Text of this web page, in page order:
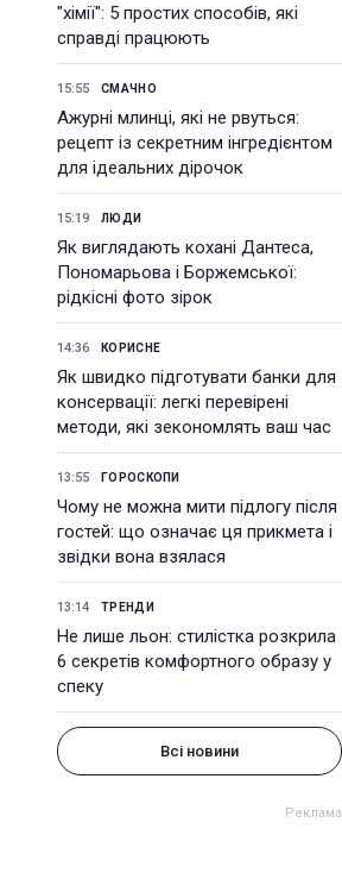
"хімії": 5 простих способів, які
справді працюють
15:55 СМАЧНО
Ажурні млинці, які не рвуться:
рецепт із секретним інгредієнтом
для ідеальних дірочок
15:19 ЛЮДИ
Як виглядають кохані Дантеса,
Пономарьова і Боржемської:
рідкісні фото зірок
14:36 КОРИСНЕ
Як швидко підготувати банки для
консервації: легкі перевірені
методи, які зекономлять ваш час
13:55 ГОРОСКОПИ
Чому не можна мити підлогу після
гостей: що означає ця прикмета і
звідки вона взялася
13:14 ТРЕНДИ
Не лише льон: стилістка розкрила
6 секретів комфортного образу у
спеку
Всі новини